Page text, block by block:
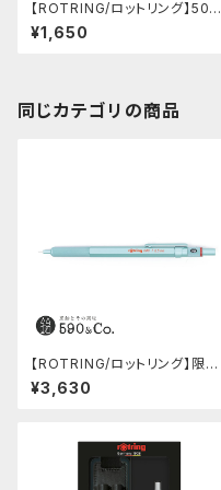
【ROTRING/ロットリング】500
製図用シャープペンシル(0.5m
m/シャインレッド)
¥1,650
同じカテゴリの商品
【ROTRING/ロットリング】限定
色 600 製図用シャープペンシ
ル(0.5mm/ミント)
¥3,630